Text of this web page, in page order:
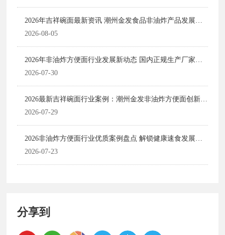
2026年吉祥碗面最新资讯 潮州金发食品非油炸产品发展动
态
2026-08-05
2026年非油炸方便面行业发展新动态 国内正规生产厂家创
新趋势解析
2026-07-30
2026最新吉祥碗面行业案例：潮州金发非油炸方便面创新升
级之路
2026-07-29
2026非油炸方便面行业优质案例盘点 解锁健康速食发展新
路径
2026-07-23
分享到